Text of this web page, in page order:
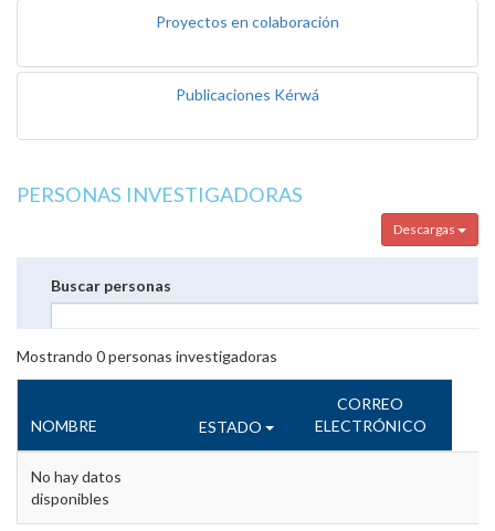
Proyectos en colaboración
Publicaciones Kérwá
PERSONAS INVESTIGADORAS
Descargas
Buscar personas
Mostrando 0personas investigadoras
NOMBRE ESTADO
CORREO
ELECTRÓNICO
No hay datos
disponibles